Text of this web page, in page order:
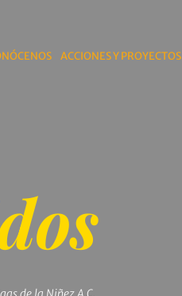
ACCIONES Y PROYECTOS